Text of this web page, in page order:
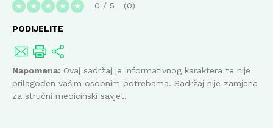
★ ★ ★ ★ ★ 0 / 5 0
PODIJELITE
Napomena: Ovaj sadržaj je informativnog karaktera te nije
prilagođen vašim osobnim potrebama. Sadržaj nije zamjena
za stručni medicinski savjet.